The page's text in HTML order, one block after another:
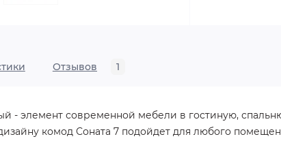
Отзывов 1
- элемент современной мебели в гостиную,
комод Соната 7 подойдет для любого